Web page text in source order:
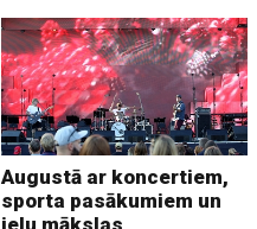
Augustā ar koncertiem,
sporta pasākumiem un